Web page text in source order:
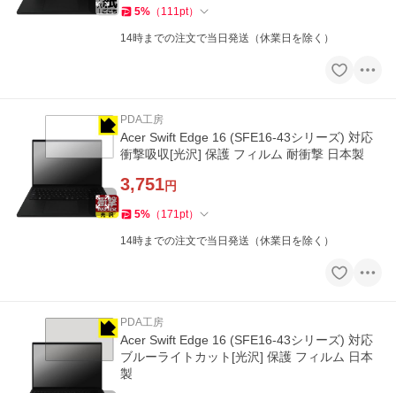
5% （ 111pt）
14時までの注文で当日発送（休業日を除く）
PDA工房
Acer Swift Edge 16 (SFE16-43シリーズ) 対応
衝撃吸収[光沢] 保護 フィルム 耐衝撃 日本製
3,751円
5% （ 171pt）
14時までの注文で当日発送（休業日を除く）
PDA工房
Acer Swift Edge 16 (SFE16-43シリーズ) 対応
ブルーライトカット[光沢] 保護 フィルム 日本
製